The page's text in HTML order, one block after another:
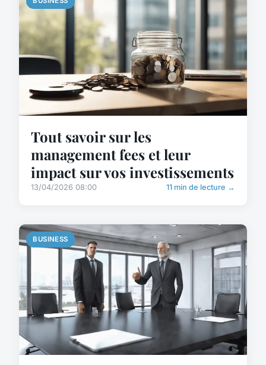
Tout savoir sur les
management fees et leur
impact sur vos investissements
13/04/2026 08:00 11 min de lecture →
BUSINESS